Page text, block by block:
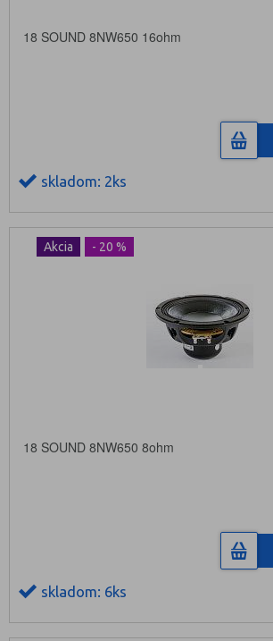
18 SOUND 8NW650 16ohm
skladom: 2ks
Akcia - 20 %
18 SOUND 8NW650 8ohm
skladom: 6ks